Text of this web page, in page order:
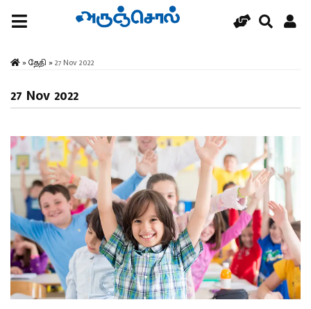
» தேதி » 27 Nov 2022
27 Nov 2022